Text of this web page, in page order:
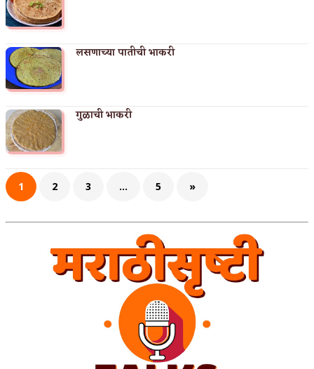
लसणाच्या पातीची भाकरी
गुळाची भाकरी
1 2 3 … 5 »